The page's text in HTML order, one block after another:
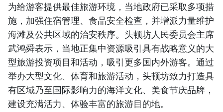
为给游客提供最佳旅游环境，当地政府已采取多项措
施，加强住宿管理、食品安全检查，并增派力量维护
海滩及公共区域的治安秩序。头顿坊人民委员会主席
武鸿舜表示，当地正集中资源吸引具有战略意义的大
型旅游投资项目和活动，吸引更多国内外游客。通过
举办大型文化、体育和旅游活动，头顿坊致力打造具
有区域乃至国际影响力的海洋文化、美食节庆品牌，
建设充满活力、体验丰富的旅游目的地。